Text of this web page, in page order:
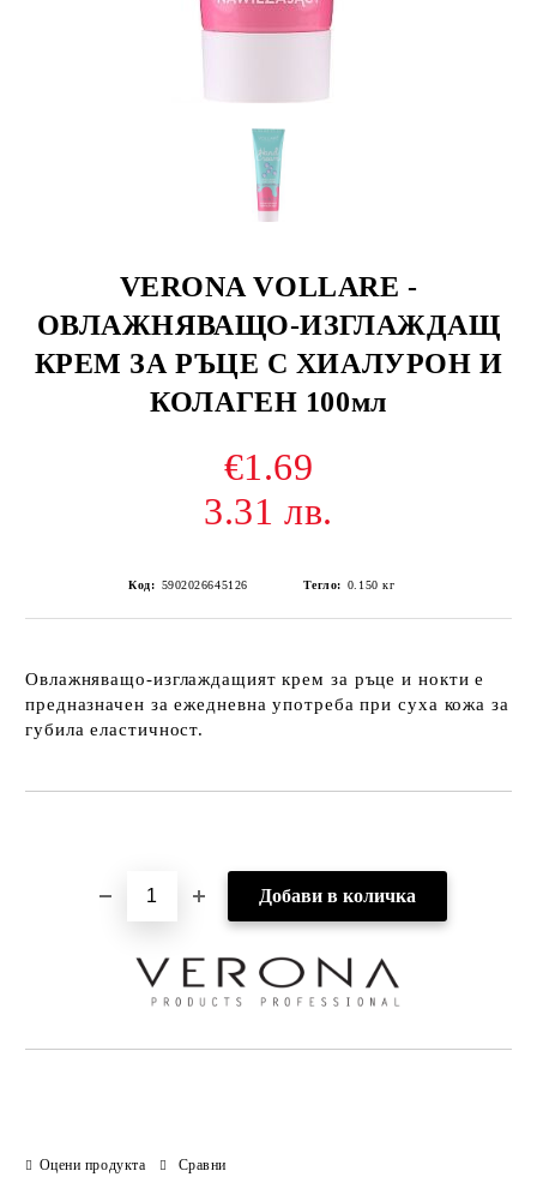
VERONA VOLLARE -
ОВЛАЖНЯВАЩО-ИЗГЛАЖДАЩ
КРЕМ ЗА РЪЦЕ С ХИАЛУРОН И
КОЛАГЕН 100мл
€1.69
3.31 лв.
Код: 5902026645126 Тегло: 0.150 кг
Овлажняващо-изглаждащият крем за ръце и нокти е
предназначен за ежедневна употреба при суха кожа за
губила еластичност.
Оцени продукта Сравни